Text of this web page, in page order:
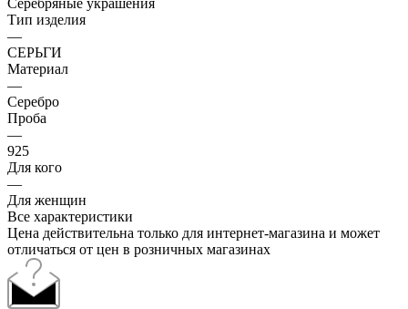
Серебряные украшения
Тип изделия
—
СЕРЬГИ
Материал
—
Серебро
Проба
—
925
Для кого
—
Для женщин
Все характеристики
Цена действительна только для интернет-магазина и может
отличаться от цен в розничных магазинах